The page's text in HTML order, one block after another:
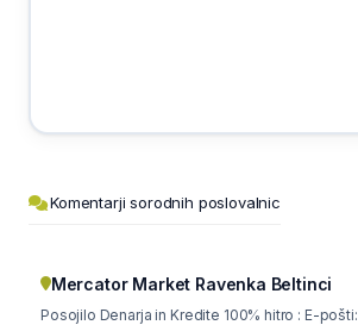
Komentarji sorodnih poslovalnic
Mercator Market Ravenka Beltinci
Posojilo Denarja in Kredite 100% hitro : E-pošti: